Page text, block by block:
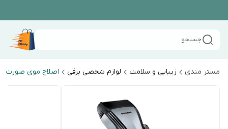
جستجو
مستر مندی زیبایی و سلامت لوازم شخصی برقی اصلاح موی صورت